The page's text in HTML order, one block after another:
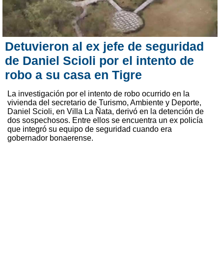
Detuvieron al ex jefe de seguridad
de Daniel Scioli por el intento de
robo a su casa en Tigre
La investigación por el intento de robo ocurrido en la
vivienda del secretario de Turismo, Ambiente y Deporte,
Daniel Scioli, en Villa La Ñata, derivó en la detención de
dos sospechosos. Entre ellos se encuentra un ex policía
que integró su equipo de seguridad cuando era
gobernador bonaerense.